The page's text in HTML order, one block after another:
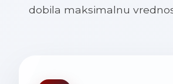
dobila maksimalnu